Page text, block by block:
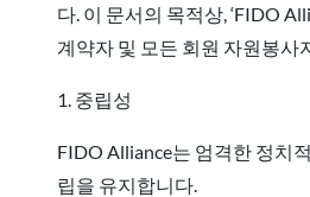
다. 이 문서의 목적상, ‘FIDO
계약자 및 모든 회원 자원봉사
1. 중립성
FIDO Alliance는 엄격한 정치
립을 유지합니다.